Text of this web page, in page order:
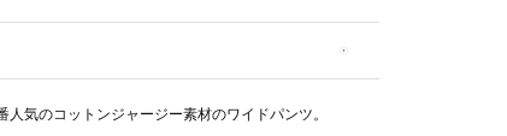
人気のコットンジャージー素材のワイドパンツ。